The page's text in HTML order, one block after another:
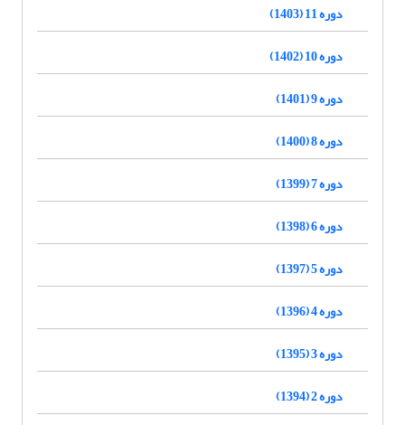
دوره 11 (1403)
دوره 10 (1402)
دوره 9 (1401)
دوره 8 (1400)
دوره 7 (1399)
دوره 6 (1398)
دوره 5 (1397)
دوره 4 (1396)
دوره 3 (1395)
دوره 2 (1394)